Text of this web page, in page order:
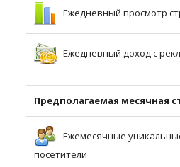
Ежедневный просмотр
Ежедневный доход с
Предполагаемая месячная
Ежемесячные
посетители